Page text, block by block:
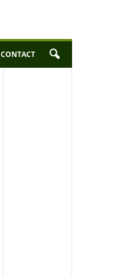
CONTACT